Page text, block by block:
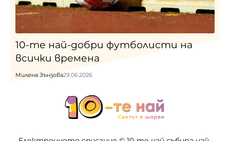
10-те най-добри футболисти на
всички времена
Милена Зънзова29.06.2026